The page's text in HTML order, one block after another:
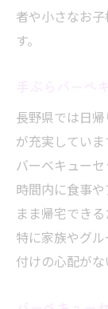
ツ
おし
み方
長野
ース
手ぶ
空間
者や小さなお
す。
長野県では日
が充実してい
バーベキュー
時間内に食事
まま帰宅でき
特に家族やグ
付けの心配がな